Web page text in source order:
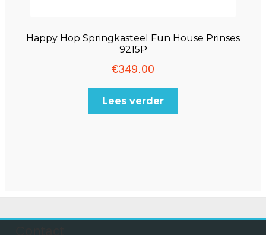
Happy Hop Springkasteel Fun House Prinses
9215P
€349.00
Lees verder